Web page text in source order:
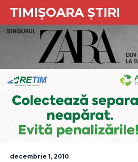
TIMIȘOARA ȘTIRI
decembrie 1, 2010